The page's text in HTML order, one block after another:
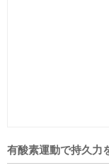
有酸素運動で持久力